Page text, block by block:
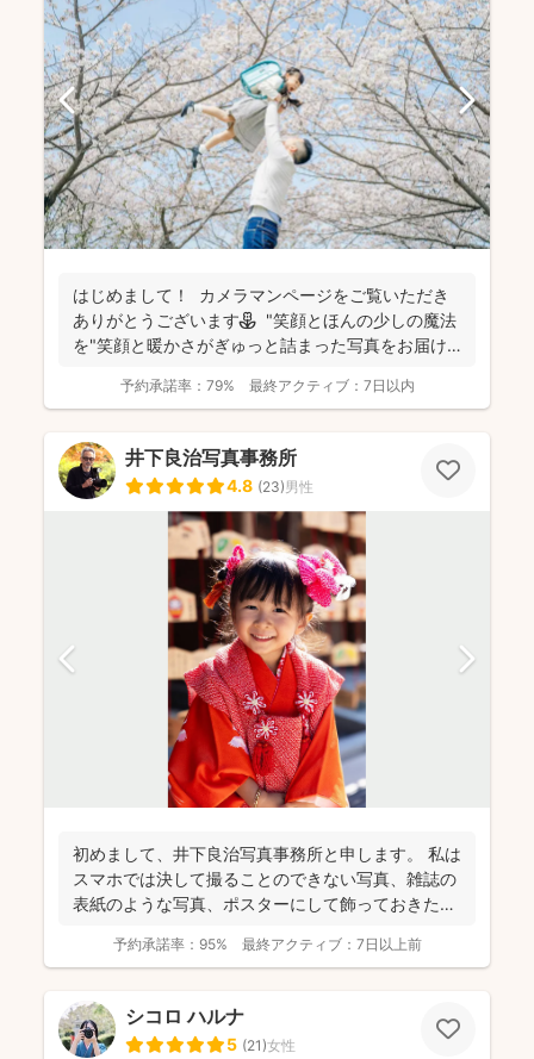
はじめまして！ カメラマンページをご覧いただき
ありがとうございます⚘ "笑顔とほんの少しの魔法
を"笑顔と暖かさがぎゅっと詰まった写真をお届け
予約承諾率： 79% 最終アクティブ： 7日以内
井下良治写真事務所
4.8 (23)男性
初めまして、井下良治写真事務所と申します。 私は
スマホでは決して撮ることのできない写真、雑誌の
表紙のような写真、ポスターにして飾っておきたい
予約承諾率： 95% 最終アクティブ： 7日以上前
シコロ ハルナ
5 (21)女性